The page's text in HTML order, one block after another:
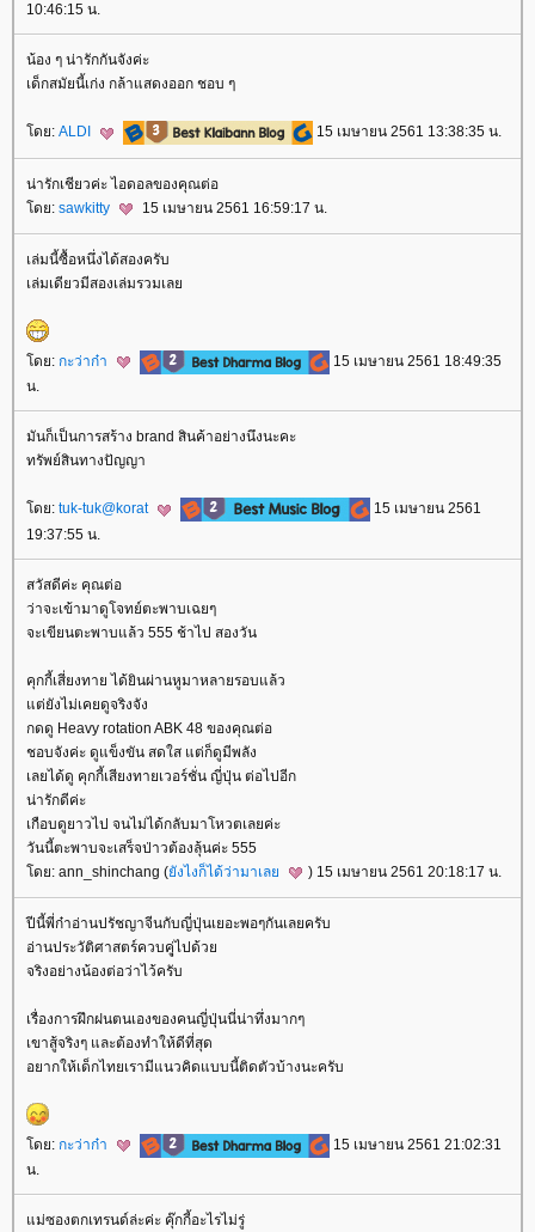
10:46:15 น.
น้อง ๆ น่ารักกันจังค่ะ
เด็กสมัยนี้เก่ง กล้าแสดงออก ชอบ ๆ
ดย: ALDI 15 เมษายน 2561 13:38:35 น.
น่ารักเชียวค่ะ ไอดอลของคุณต่อ
ดย: sawkitty 15 เมษายน 2561 16:59:17 น.
เล่มนี้ซื้อหนึ่งได้สองครับ
เล่มเดียวมีสองเล่มรวมเล
ดย: กะว่าก๋า
15 เมษายน 2561 18:49:35
น.
มันก็เป็นการสร้าง brand สินค้าอย่างนึงนะคะ
ทรัพย์สินทางปัญญา
ดย: tuk-tuk@korat
15 เมษายน 2561
19:37:55 น.
สวัสดีค่ะ คุณต่อ
ว่าจะเข้ามาดูโจทย์ตะพาบเฉยๆ
จะเขียนตะพาบแล้ว 555 ช้าไป สองวัน
คุกกี้เสี่ยงทาย ได้ยินผ่านหูมาหลายรอบแล้ว
ต่ยังไม่เคยดูจริงจัง
กดดู Heavy rotation ABK 48 ของคุณต่อ
ชอบจังค่ะ ดูแข็งขัน สดใส แต่ก็ดูมีพลัง
เลยได้ดู คุกกี้เสียงทายเวอร์ชั่น ญี่ปุ่น ต่อไปอีก
น่ารักดีค่ะ
เกือบดูยาวไป จนไม่ได้กลับมาโหวตเลยค่ะ
วันนี้ตะพาบจะเสร็จป่าวต้องลุ้นค่ะ 555
ดย: ann_shinchang (ังไงก็ได้ว่ามาเล ) 15 เมษายน 2561 20:18:17 น.
ปีนี้พี่ก๋าอ่านปรัชญาจีนกับญี่ปุ่นเยอะพอๆกันเลยครับ
อ่านประวัติศาสตร์ควบคุู่ไปด้ว
จริงอย่างน้องต่อว่าไว้ครับ
เรื่องการฝึกฝนตนเองของคนญี่ปุ่นนี่น่าทึ่งมากๆ
เขาสู้จริงๆ และต้องทำให้ดีที่สุด
อยากให้เด็กไทยเรามีแนวคิดแบบนี้ติดตัวบ้างนะครับ
ดย: กะว่าก๋า
15 เมษายน 2561 21:02:31
น.
ม่ซองตกเทรนด์ล่ะค่ะ คุ๊กกี้อะไรไม่รู่